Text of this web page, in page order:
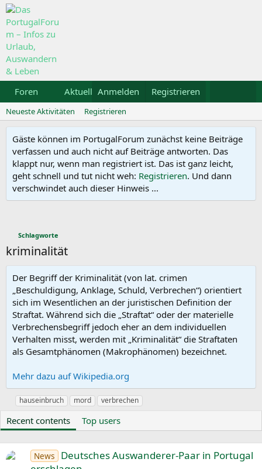
Foren Aktuelles Galerie Kalender
Anmelden Registrieren
Neueste Aktivitäten Registrieren
Gäste können im PortugalForum zunächst keine Beiträge
verfassen und auch nicht auf Beiträge antworten. Das
klappt nur, wenn man registriert ist. Das ist ganz leicht,
geht schnell und tut nicht weh: Registrieren. Und dann
verschwindet auch dieser Hinweis ...
Schlagworte
kriminalität
Der Begriff der Kriminalität (von lat. crimen
„Beschuldigung, Anklage, Schuld, Verbrechen“) orientiert
sich im Wesentlichen an der juristischen Definition der
Straftat. Während sich die „Straftat“ oder der materielle
Verbrechensbegriff jedoch eher an dem individuellen
Verhalten misst, werden mit „Kriminalität“ die Straftaten
als Gesamtphänomen (Makrophänomen) bezeichnet.
Mehr dazu auf Wikipedia.org
S
y
n
o
n
y
m
hauseinbruch mord verbrechen
Recent contents Top users
News
Deutsches Auswanderer-Paar in Portugal